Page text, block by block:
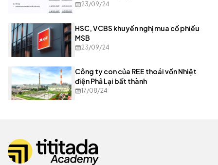
23/09/24
HSC, VCBS khuyến nghị mua cổ phiếu
MSB
23/09/24
Công ty con của REE thoái vốn Nhiệt
điện Phả Lại bất thành
17/08/24